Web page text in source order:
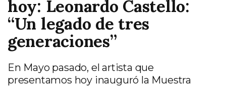
Nación
hoy: Leonardo Castello:
“Un legado de tres
generaciones”
En Mayo pasado, el artista que
presentamos hoy inauguró la Muestra